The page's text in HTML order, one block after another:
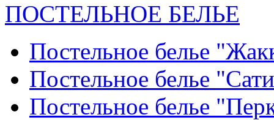
ПОСТЕЛЬНОЕ БЕЛЬЕ
Постельное белье
Постельное белье
Постельное белье